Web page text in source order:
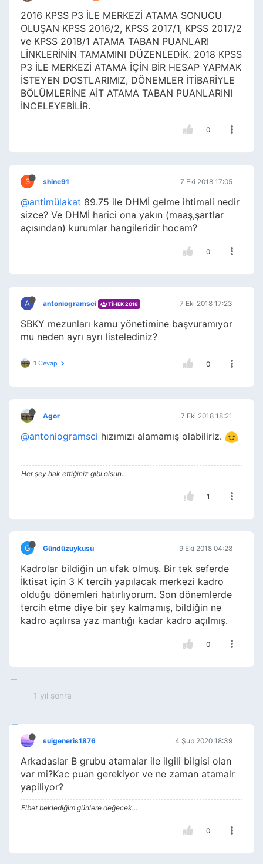
2016 KPSS P3 İLE MERKEZİ ATAMA SONUCU
OLUŞAN KPSS 2016/2, KPSS 2017/1, KPSS 2017/2
ve KPSS 2018/1 ATAMA TABAN PUANLARI
LİNKLERİNİN TAMAMINI DÜZENLEDİK. 2018 KPSS
P3 İLE MERKEZİ ATAMA İÇİN BİR HESAP YAPMAK
İSTEYEN DOSTLARIMIZ, DÖNEMLER İTİBARİYLE
BÖLÜMLERİNE AİT ATAMA TABAN PUANLARINI
İNCELEYEBİLİR.
0
S shine91 7 Eki 2018 17:05
@antimülakat 89.75 ile DHMİ gelme ihtimali nedir
sizce? Ve DHMİ harici ona yakın (maaş,şartlar
açısından) kurumlar hangileridir hocam?
0
A antoniogramsci TİHEK 2018 7 Eki 2018 17:23
SBKY mezunları kamu yönetimine başvuramıyor
mu neden ayrı ayrı listelediniz?
1 Cevap 0
Agor 7 Eki 2018 18:21
@antoniogramsci hızımızı alamamış olabiliriz.
Her şey hak ettiğiniz gibi olsun...
1
G Gündüzuykusu 9 Eki 2018 04:28
Kadrolar bildiğin un ufak olmuş. Bir tek seferde
İktisat için 3 K tercih yapılacak merkezi kadro
olduğu dönemleri hatırlıyorum. Son dönemlerde
tercih etme diye bir şey kalmamış, bildiğin ne
kadro açılırsa yaz mantığı kadar kadro açılmış.
0
1 yıl sonra
suigeneris1876 4 Şub 2020 18:39
Arkadaslar B grubu atamalar ile ilgili bilgisi olan
var mi?Kac puan gerekiyor ve ne zaman atamalr
yapiliyor?
Elbet beklediğim günlere değecek...
0